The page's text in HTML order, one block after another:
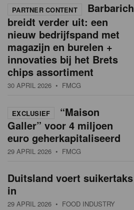
PARTNER CONTENT
Barbarich
breidt verder uit: een
nieuw bedrijfspand met
magazijn en burelen +
innovaties bij het Brets
chips assortiment
30 APRIL 2026 • FMCG
EXCLUSIEF
“Maison
Galler” voor 4 miljoen
euro geherkapitaliseerd
29 APRIL 2026 • FMCG
Duitsland voert suikertaks
in
29 APRIL 2026 • FOOD INDUSTRY